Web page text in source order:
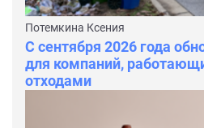
Потемкина Ксения
С сентября 2026 года
для компаний,
отходами